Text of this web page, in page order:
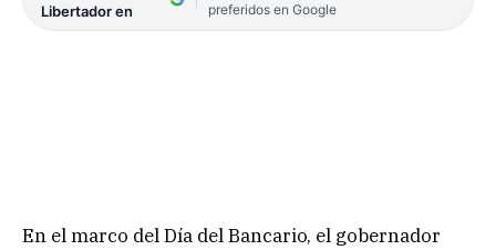
Libertador en
preferidos en Google
En el marco del Día del Bancario, el gobernador